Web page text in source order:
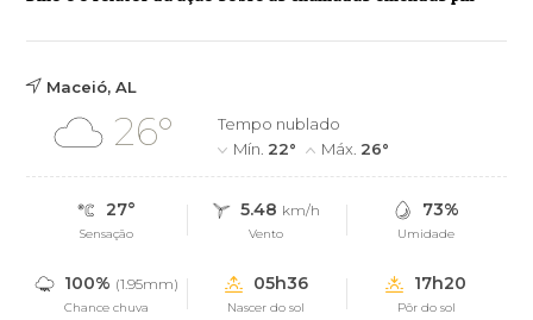
Maceió, AL
26°
Tempo nublado
Mín. 22° Máx. 26°
27°
Sensação
5.48 km/h
Vento
73%
Umidade
100% (1.95mm)
Chance chuva
05h36
Nascer do sol
17h20
Pôr do sol